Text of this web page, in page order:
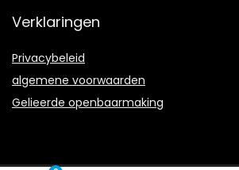
Verklaringen
Privacybeleid
algemene voorwaarden
Gelieerde openbaarmaking